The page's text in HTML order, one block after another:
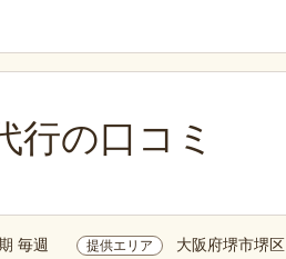
行の口コミ
毎週 提供エリア 大阪府堺市堺区